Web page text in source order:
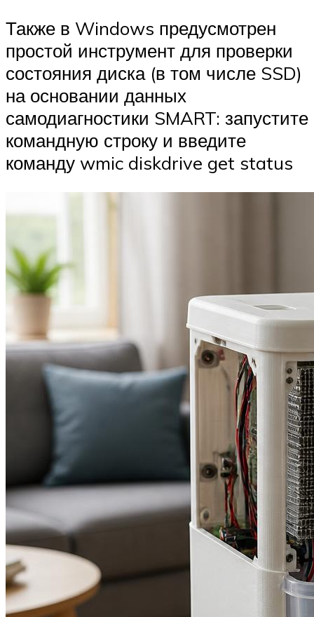
Также в Windows предусмотрен
простой инструмент для проверки
состояния диска (в том числе SSD)
на основании данных
самодиагностики SMART: запустите
командную строку и введите
команду wmic diskdrive get status